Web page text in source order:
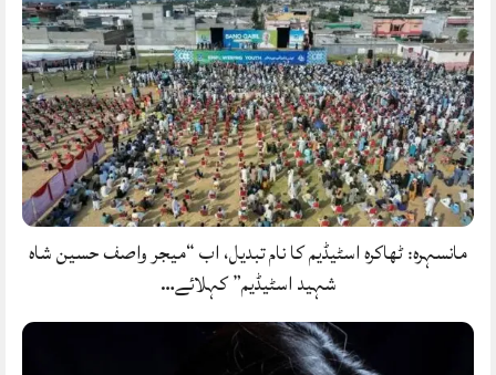
مانسہرہ: ٹھاکرہ اسٹیڈیم کا نام تبدیل، اب “میجر واصف حسین شاہ
شہید اسٹیڈیم” کہلائے…